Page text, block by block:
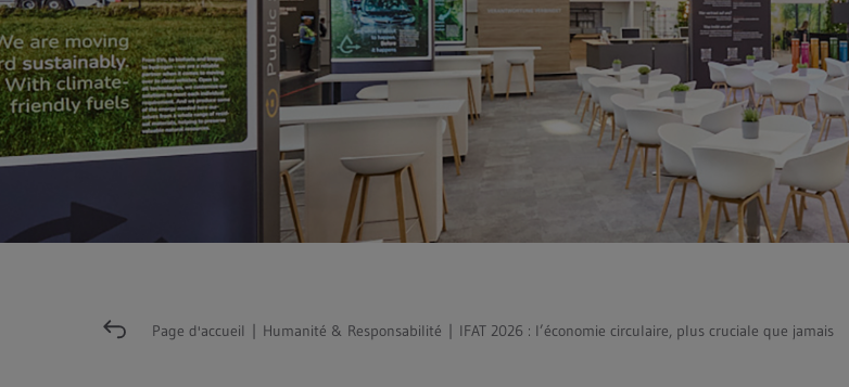
Page d'accueil | Humanité & Responsabilité | IFAT 2026 : l’économie circulaire, plus cruciale que jamais